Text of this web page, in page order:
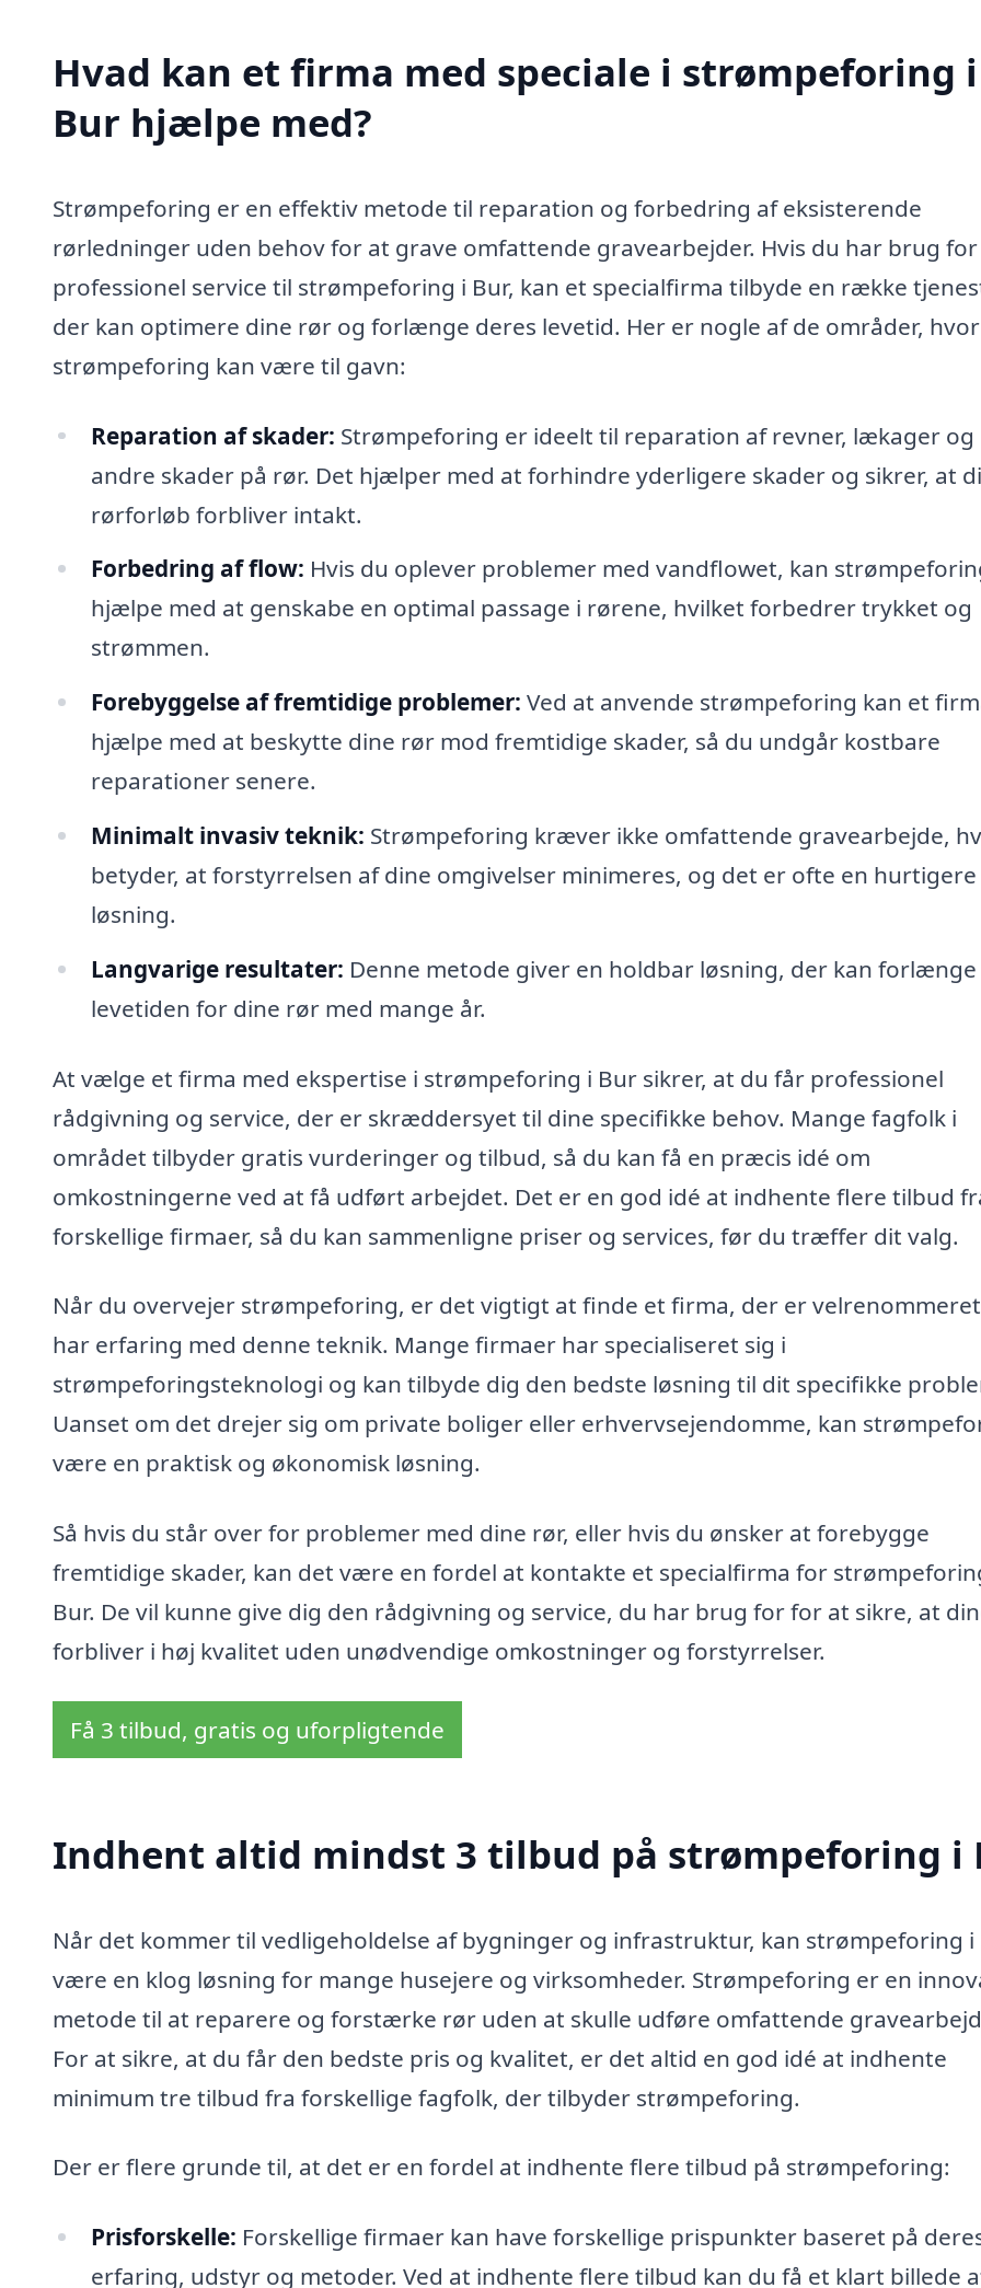
Hvad kan et firma med speciale i strømpeforing i
Bur hjælpe med?
Strømpeforing er en effektiv metode til reparation og forbedring af eksisterende
rørledninger uden behov for at grave omfattende gravearbejder. Hvis du har brug for
professionel service til strømpeforing i Bur, kan et specialfirma tilbyde en række
der kan optimere dine rør og forlænge deres levetid. Her er nogle af de områder, hvor
strømpeforing kan være til gavn:
Reparation af skader: Strømpeforing er ideelt til reparation af revner, lækager og
andre skader på rør. Det hjælper med at forhindre yderligere skader og sikrer, at
rørforløb forbliver intakt.
Forbedring af flow: Hvis du oplever problemer med vandflowet, kan
hjælpe med at genskabe en optimal passage i rørene, hvilket forbedrer trykket og
strømmen.
Forebyggelse af fremtidige problemer: Ved at anvende strømpeforing kan et
hjælpe med at beskytte dine rør mod fremtidige skader, så du undgår kostbare
reparationer senere.
Minimalt invasiv teknik: Strømpeforing kræver ikke omfattende gravearbejde,
betyder, at forstyrrelsen af dine omgivelser minimeres, og det er ofte en hurtigere
løsning.
Langvarige resultater: Denne metode giver en holdbar løsning, der kan forlænge
levetiden for dine rør med mange år.
At vælge et firma med ekspertise i strømpeforing i Bur sikrer, at du får professionel
rådgivning og service, der er skræddersyet til dine specifikke behov. Mange fagfolk i
området tilbyder gratis vurderinger og tilbud, så du kan få en præcis idé om
omkostningerne ved at få udført arbejdet. Det er en god idé at indhente flere tilbud
forskellige firmaer, så du kan sammenligne priser og services, før du træffer dit valg.
Når du overvejer strømpeforing, er det vigtigt at finde et firma, der er
har erfaring med denne teknik. Mange firmaer har specialiseret sig i
strømpeforingsteknologi og kan tilbyde dig den bedste løsning til dit specifikke
Uanset om det drejer sig om private boliger eller erhvervsejendomme, kan
være en praktisk og økonomisk løsning.
Så hvis du står over for problemer med dine rør, eller hvis du ønsker at forebygge
fremtidige skader, kan det være en fordel at kontakte et specialfirma for
Bur. De vil kunne give dig den rådgivning og service, du har brug for for at sikre, at
forbliver i høj kvalitet uden unødvendige omkostninger og forstyrrelser.
Få 3 tilbud, gratis og uforpligtende
Indhent altid mindst 3 tilbud på strømpeforing i
Når det kommer til vedligeholdelse af bygninger og infrastruktur, kan strømpeforing i
være en klog løsning for mange husejere og virksomheder. Strømpeforing er en
metode til at reparere og forstærke rør uden at skulle udføre omfattende
For at sikre, at du får den bedste pris og kvalitet, er det altid en god idé at indhente
minimum tre tilbud fra forskellige fagfolk, der tilbyder strømpeforing.
Der er flere grunde til, at det er en fordel at indhente flere tilbud på strømpeforing:
Prisforskelle: Forskellige firmaer kan have forskellige prispunkter baseret på
erfaring, udstyr og metoder. Ved at indhente flere tilbud kan du få et klart billede